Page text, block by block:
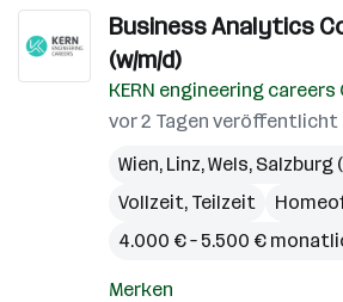
Business Analytics
(w/m/d)
KERN engineering careers
vor 2 Tagen veröffentlicht
Wien, Linz,Wels, Salzburg
Vollzeit, Teilzeit
4.000 € – 5.500 €
Merken